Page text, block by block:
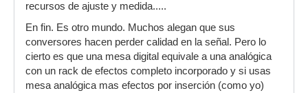
recursos de ajuste y medida.....
En fin. Es otro mundo. Muchos alegan que sus
conversores hacen perder calidad en la señal. Pero lo
cierto es que una mesa digital equivale a una analógica
con un rack de efectos completo incorporado y si usas
mesa analógica mas efectos por inserción (como yo)